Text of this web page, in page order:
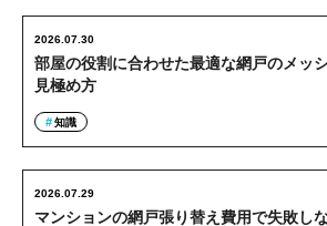
部屋の役割に合わせた最適な網戸のメッ
見極め方
2026.07.30
知識
マンションの網戸張り替え費用で失敗し
2026.07.29